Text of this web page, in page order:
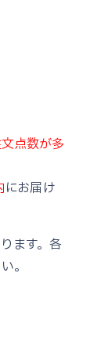
点数が多
にお届け
ます。各
。